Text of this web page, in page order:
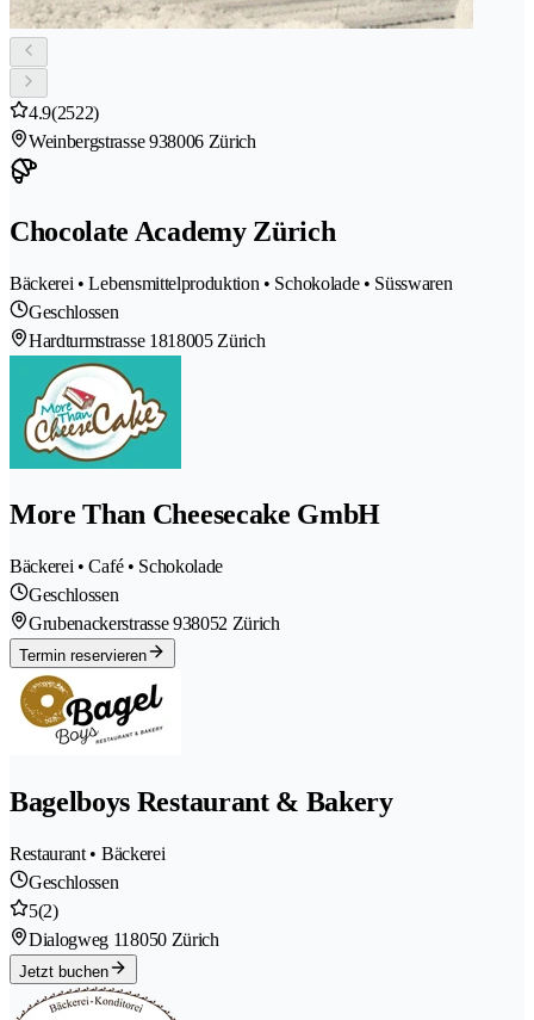
4.9(2522)
Weinbergstrasse 938006 Zürich
Chocolate Academy Zürich
Bäckerei • Lebensmittelproduktion • Schokolade • Süsswaren
Geschlossen
Hardturmstrasse 1818005 Zürich
More Than Cheesecake GmbH
Bäckerei • Café • Schokolade
Geschlossen
Grubenackerstrasse 938052 Zürich
Termin reservieren
Bagelboys Restaurant & Bakery
Restaurant • Bäckerei
Geschlossen
5(2)
Dialogweg 118050 Zürich
Jetzt buchen